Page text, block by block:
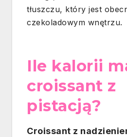
tłuszczu, który jest
czekoladowym wnętrzu.
Ile kalorii
croissant z
pistacją?
Croissant z